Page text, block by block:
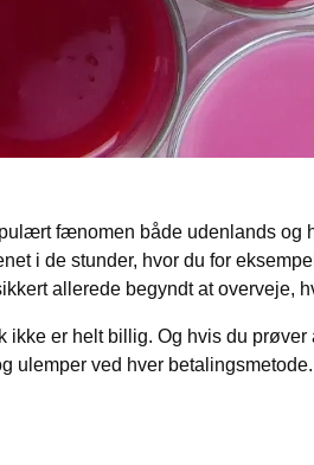
fænomen både udenlands og
i de stunder, hvor du for
allerede begyndt at overveje,
er helt billig. Og hvis du
ulemper ved hver betalingsmetode.